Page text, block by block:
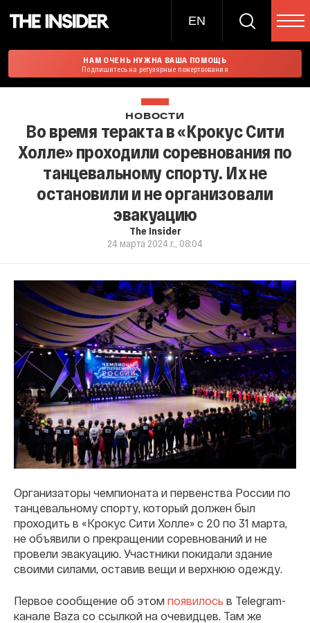
EN
НАМ ОЧЕНЬ НУЖНА ВАША ПОМОЩЬ
Подпишитесь на регулярные пожертвования
НОВОСТИ
Во время теракта в «Крокус Сити
Холле» проходили соревнования по
танцевальному спорту. Их не
остановили и не организовали
эвакуацию
The Insider
24 марта 2024 г., 08:04
Организаторы чемпионата и первенства России по
танцевальному спорту, который должен был
проходить в «Крокус Сити Холле» с 20 по 31 марта,
не объявили о прекращении соревнований и не
провели эвакуацию. Участники покидали здание
своими силами, оставив вещи и верхнюю одежду.
Первое сообщение об этом появилось в Telegram-
канале Baza со ссылкой на очевидцев. Там же